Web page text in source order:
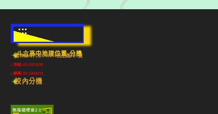
:::
斗六高中地理位置-分機
雲林縣斗六市640010民生路224號
(市話) 05-5322039
(傳真) 05-5348213
校內分機